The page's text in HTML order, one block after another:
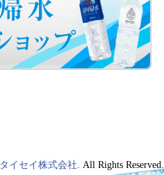
タイセイ株式会社 . All Rights Reserved.